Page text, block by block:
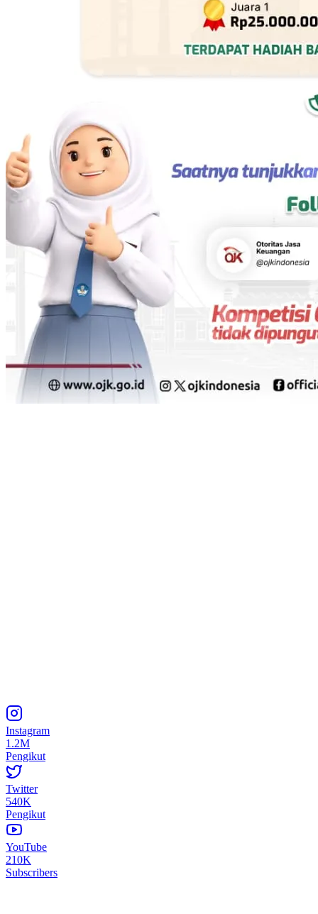
Instagram
1.2M
Pengikut
Twitter
540K
Pengikut
YouTube
210K
Subscribers